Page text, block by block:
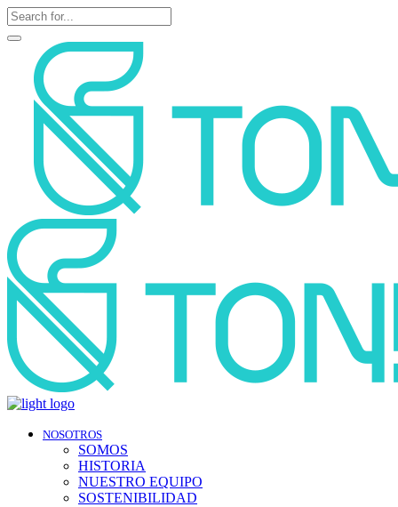
NOSOTROS
SOMOS
HISTORIA
NUESTRO EQUIPO
SOSTENIBILIDAD